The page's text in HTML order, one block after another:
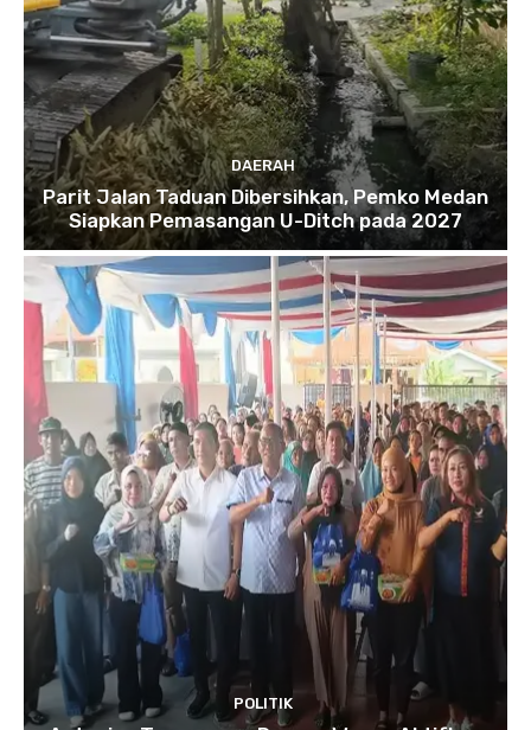
DAERAH
Parit Jalan Taduan Dibersihkan, Pemko Medan
Siapkan Pemasangan U-Ditch pada 2027
POLITIK